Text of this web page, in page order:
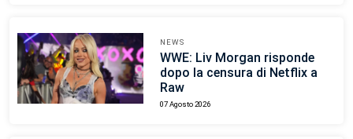
NEWS
WWE: Liv Morgan risponde
dopo la censura di Netflix a
Raw
07 Agosto 2026